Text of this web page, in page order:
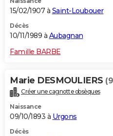
15/02/1907 à Saint-Loubouer
Décès
10/11/1989 à Aubagnan
Famille BARBE
Marie DESMOULIERS
Créer une cagnotte obsèques
Naissance
09/10/1893 à Urgons
Décès